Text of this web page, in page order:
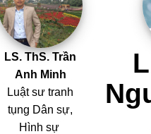
LS. ThS. Trần
Anh Minh
Luật sư tranh
tụng Dân sự,
Hình sự